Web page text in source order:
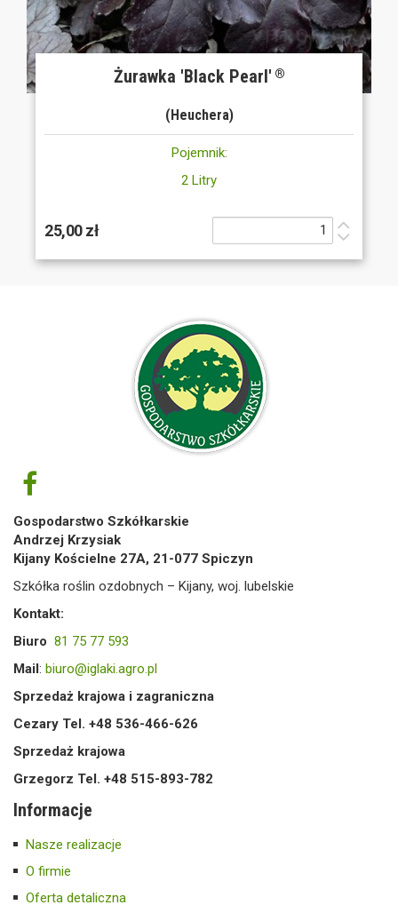
Żurawka 'Black Pearl' ®
(Heuchera)
Pojemnik:
2 Litry
25,00 zł
Gospodarstwo Szkółkarskie
Andrzej Krzysiak
Kijany Kościelne 27A, 21-077 Spiczyn
Szkółka roślin ozdobnych – Kijany, woj. lubelskie
Kontakt:
Biuro 81 75 77 593
Mail: biuro@iglaki.agro.pl
Sprzedaż krajowa i zagraniczna
Cezary Tel. +48 536-466-626
Sprzedaż krajowa
Grzegorz Tel. +48 515-893-782
Informacje
Nasze realizacje
O firmie
Oferta detaliczna